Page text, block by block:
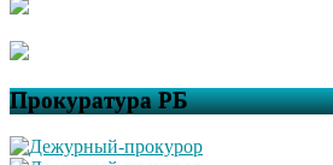
Прокуратура РБ